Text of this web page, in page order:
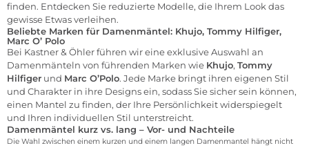
finden. Entdecken Sie reduzierte Modelle, die Ihrem Look das
gewisse Etwas verleihen.
Beliebte Marken für Damenmäntel: Khujo, Tommy Hilfiger,
Marc O’ Polo
Bei Kastner & Öhler führen wir eine exklusive Auswahl an
Damenmänteln von führenden Marken wie Khujo, Tommy
Hilfiger und Marc O’Polo. Jede Marke bringt ihren eigenen Stil
und Charakter in ihre Designs ein, sodass Sie sicher sein können,
einen Mantel zu finden, der Ihre Persönlichkeit widerspiegelt
und Ihren individuellen Stil unterstreicht.
Damenmäntel kurz vs. lang – Vor- und Nachteile
Die Wahl zwischen einem kurzen und einem langen Damenmantel hängt nicht